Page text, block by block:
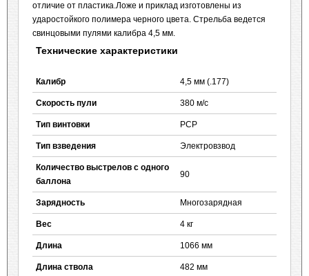
отличие от пластика.Ложе и приклад изготовлены из
ударостойкого полимера черного цвета. Стрельба ведется
свинцовыми пулями калибра 4,5 мм.
Технические характеристики
Калибр 4,5 мм (.177)
Cкорость пули 380 м/с
Тип винтовки PCP
Тип взведения Электровзвод
Количество выстрелов с одного
баллона
90
Зарядность Многозарядная
Вес 4 кг
Длина 1066 мм
Длина ствола 482 мм